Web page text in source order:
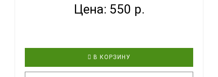
Цена: 550 р.
В КОРЗИНУ